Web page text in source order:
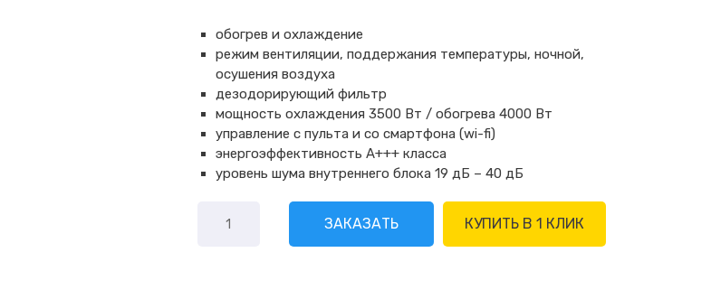
обогрев и охлаждение
режим вентиляции, поддержания температуры, ночной,
осушения воздуха
дезодорирующий фильтр
мощность охлаждения 3500 Вт / обогрева 4000 Вт
управление с пульта и со смартфона (wi-fi)
энергоэффективность A+++ класса
уровень шума внутреннего блока 19 дБ – 40 дБ
товара
ЗАКАЗАТЬ КУПИТЬ В 1 КЛИК